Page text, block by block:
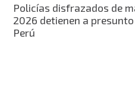
Policías disfrazados de
2026 detienen a
Perú